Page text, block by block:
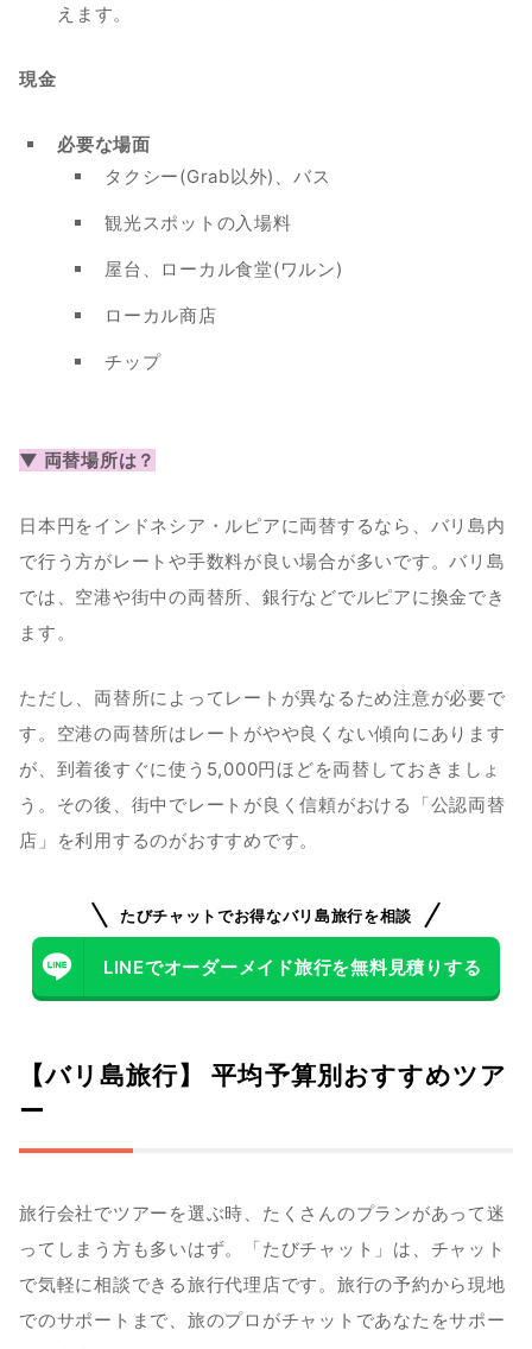
えます。
現金
必要な場面
タクシー(Grab以外)、バス
観光スポットの入場料
屋台、ローカル食堂(ワルン)
ローカル商店
チップ
▼ 両替場所は？
日本円をインドネシア・ルピアに両替するなら、バリ島内
で行う方がレートや手数料が良い場合が多いです。バリ島
では、空港や街中の両替所、銀行などでルピアに換金でき
ます。
ただし、両替所によってレートが異なるため注意が必要で
す。空港の両替所はレートがやや良くない傾向にあります
が、到着後すぐに使う5,000円ほどを両替しておきましょ
う。その後、街中でレートが良く信頼がおける「公認両替
店」を利用するのがおすすめです。
たびチャットでお得なバリ島旅行を相談
LINEでオーダーメイド旅行を無料見積りする
【バリ島旅行】 平均予算別おすすめツア
ー
旅行会社でツアーを選ぶ時、たくさんのプランがあって迷
ってしまう方も多いはず。「たびチャット」は、チャット
で気軽に相談できる旅行代理店です。旅行の予約から現地
でのサポートまで、旅のプロがチャットであなたをサポー